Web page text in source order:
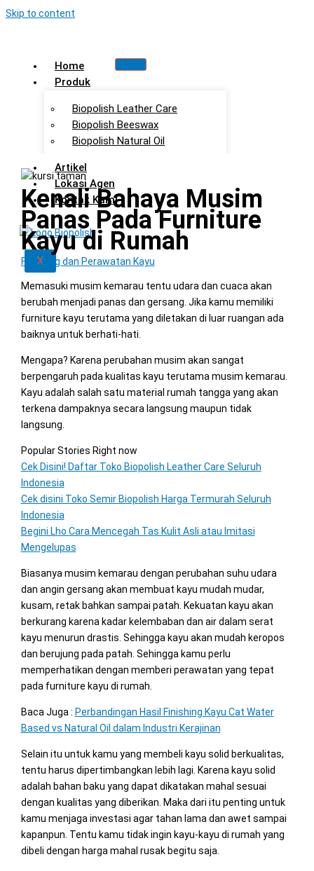
Skip to content
Home
Produk
Biopolish Leather Care
Biopolish Beeswax
Biopolish Natural Oil
Artikel
Lokasi Agen
Kontak Kami
X
Kenali Bahaya Musim
Panas Pada Furniture
Kayu di Rumah
Finishing dan Perawatan Kayu
Memasuki musim kemarau tentu udara dan cuaca akan
berubah menjadi panas dan gersang. Jika kamu memiliki
furniture kayu terutama yang diletakan di luar ruangan ada
baiknya untuk berhati-hati.
Mengapa? Karena perubahan musim akan sangat
berpengaruh pada kualitas kayu terutama musim kemarau.
Kayu adalah salah satu material rumah tangga yang akan
terkena dampaknya secara langsung maupun tidak
langsung.
Popular Stories Right now
Cek Disini! Daftar Toko Biopolish Leather Care Seluruh
Indonesia
Cek disini Toko Semir Biopolish Harga Termurah Seluruh
Indonesia
Begini Lho Cara Mencegah Tas Kulit Asli atau Imitasi
Mengelupas
Biasanya musim kemarau dengan perubahan suhu udara
dan angin gersang akan membuat kayu mudah mudar,
kusam, retak bahkan sampai patah. Kekuatan kayu akan
berkurang karena kadar kelembaban dan air dalam serat
kayu menurun drastis. Sehingga kayu akan mudah keropos
dan berujung pada patah. Sehingga kamu perlu
memperhatikan dengan memberi perawatan yang tepat
pada furniture kayu di rumah.
Baca Juga : Perbandingan Hasil Finishing Kayu Cat Water
Based vs Natural Oil dalam Industri Kerajinan
Selain itu untuk kamu yang membeli kayu solid berkualitas,
tentu harus dipertimbangkan lebih lagi. Karena kayu solid
adalah bahan baku yang dapat dikatakan mahal sesuai
dengan kualitas yang diberikan. Maka dari itu penting untuk
kamu menjaga investasi agar tahan lama dan awet sampai
kapanpun. Tentu kamu tidak ingin kayu-kayu di rumah yang
dibeli dengan harga mahal rusak begitu saja.